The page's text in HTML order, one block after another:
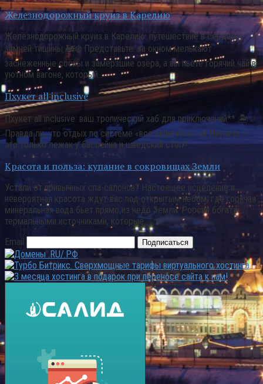
Железнодорожный круиз в Карелию
Железнодорожный круиз в Карелию: путешествие в сердце
зимней тишины 🚂❄️ Представьте: за окном мелькают
заснеженные сосны и замёрзшие озёра, а вы пьёте горячий чай в
уютном вагоне, который…
Пхукет all inclusive
Пхукет all inclusive: ваш тропический хаб для приключений** 🏝️✨
Правда ли, что отдых по системе «все включено» на Пхукете —
это только лежак у бассейна и шведский стол?…
Красота и польза: купание в сокровищах Земли
Устали от привычных спа-салонов? Настоящее исцеление и
невероятная красота ждут вас под открытым небом, где горячая
минеральная вода бьет прямо из недр Земли. Россия богата
термальными источниками, которые…
Email
Подписаться